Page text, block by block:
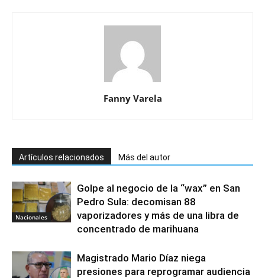
Fanny Varela
Artículos relacionados Más del autor
Nacionales
Golpe al negocio de la “wax” en San
Pedro Sula: decomisan 88
vaporizadores y más de una libra de
concentrado de marihuana
Magistrado Mario Díaz niega
presiones para reprogramar audiencia